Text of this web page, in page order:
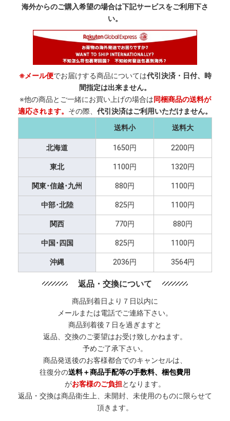
海外からのご購入希望の場合は下記サービスをご利用下さ
い。
※メール便でお届けする商品については代引決済・日付、時
間指定は出来ません。
※他の商品とご一緒にお買い上げの場合は同梱商品の送料が
適応されます。 その際、 代引決済はご利用いただけません。
送料小
送料大
北海道 1650円 2200円
東北 1100円 1320円
関東･信越･九州 880円 1100円
中部･北陸 825円 1100円
関西 770円 880円
中国･四国 825円 1100円
沖縄 2036円 3564円
返品・交換について
商品到着日より７日以内に
メールまたは電話でご連絡下さい。
商品到着後７日を過ぎますと
返品、交換のご要望はお受け致しかねます。
予めご了承下さい。
商品発送後のお客様都合でのキャンセルは、
往復分の送料＋商品手配等の手数料、梱包費用
がお客様のご負担となります。
返品・交換は商品衛生上、未開封、未使用のものに限らせて
頂きます。